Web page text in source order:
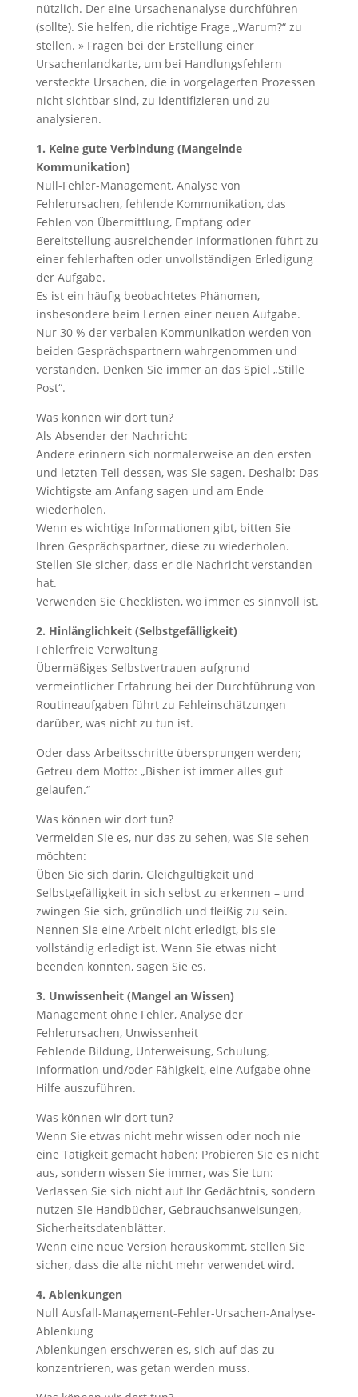
nützlich. Der eine Ursachenanalyse durchführen
(sollte). Sie helfen, die richtige Frage „Warum?“ zu
stellen. » Fragen bei der Erstellung einer
Ursachenlandkarte, um bei Handlungsfehlern
versteckte Ursachen, die in vorgelagerten Prozessen
nicht sichtbar sind, zu identifizieren und zu
analysieren.
1. Keine gute Verbindung (Mangelnde
Kommunikation)
Null-Fehler-Management, Analyse von
Fehlerursachen, fehlende Kommunikation, das
Fehlen von Übermittlung, Empfang oder
Bereitstellung ausreichender Informationen führt zu
einer fehlerhaften oder unvollständigen Erledigung
der Aufgabe.
Es ist ein häufig beobachtetes Phänomen,
insbesondere beim Lernen einer neuen Aufgabe.
Nur 30 % der verbalen Kommunikation werden von
beiden Gesprächspartnern wahrgenommen und
verstanden. Denken Sie immer an das Spiel „Stille
Post“.
Was können wir dort tun?
Als Absender der Nachricht:
Andere erinnern sich normalerweise an den ersten
und letzten Teil dessen, was Sie sagen. Deshalb: Das
Wichtigste am Anfang sagen und am Ende
wiederholen.
Wenn es wichtige Informationen gibt, bitten Sie
Ihren Gesprächspartner, diese zu wiederholen.
Stellen Sie sicher, dass er die Nachricht verstanden
hat.
Verwenden Sie Checklisten, wo immer es sinnvoll ist.
2. Hinlänglichkeit (Selbstgefälligkeit)
Fehlerfreie Verwaltung
Übermäßiges Selbstvertrauen aufgrund
vermeintlicher Erfahrung bei der Durchführung von
Routineaufgaben führt zu Fehleinschätzungen
darüber, was nicht zu tun ist.
Oder dass Arbeitsschritte übersprungen werden;
Getreu dem Motto: „Bisher ist immer alles gut
gelaufen.“
Was können wir dort tun?
Vermeiden Sie es, nur das zu sehen, was Sie sehen
möchten:
Üben Sie sich darin, Gleichgültigkeit und
Selbstgefälligkeit in sich selbst zu erkennen – und
zwingen Sie sich, gründlich und fleißig zu sein.
Nennen Sie eine Arbeit nicht erledigt, bis sie
vollständig erledigt ist. Wenn Sie etwas nicht
beenden konnten, sagen Sie es.
3. Unwissenheit (Mangel an Wissen)
Management ohne Fehler, Analyse der
Fehlerursachen, Unwissenheit
Fehlende Bildung, Unterweisung, Schulung,
Information und/oder Fähigkeit, eine Aufgabe ohne
Hilfe auszuführen.
Was können wir dort tun?
Wenn Sie etwas nicht mehr wissen oder noch nie
eine Tätigkeit gemacht haben: Probieren Sie es nicht
aus, sondern wissen Sie immer, was Sie tun:
Verlassen Sie sich nicht auf Ihr Gedächtnis, sondern
nutzen Sie Handbücher, Gebrauchsanweisungen,
Sicherheitsdatenblätter.
Wenn eine neue Version herauskommt, stellen Sie
sicher, dass die alte nicht mehr verwendet wird.
4. Ablenkungen
Null Ausfall-Management-Fehler-Ursachen-Analyse-
Ablenkung
Ablenkungen erschweren es, sich auf das zu
konzentrieren, was getan werden muss.